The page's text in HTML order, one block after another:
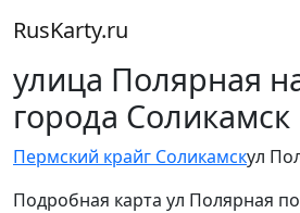
RusKarty.ru
улица Полярная
города Соликамск
Пермский крайг Соликамскул
Подробная карта ул Полярная